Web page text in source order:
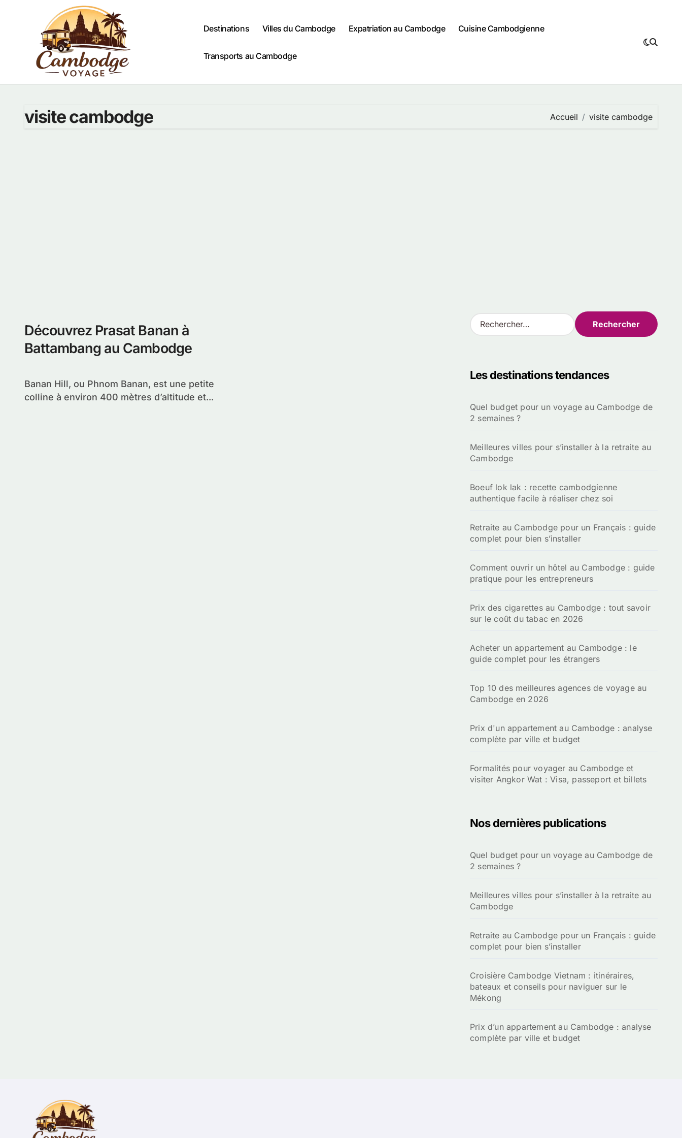
Destinations Villes du Cambodge Expatriation au Cambodge Cuisine Cambodgienne
Transports au Cambodge
visite cambodge Accueil visite cambodge
Découvrez Prasat Banan à
Battambang au Cambodge
Banan Hill, ou Phnom Banan, est une petite
colline à environ 400 mètres d’altitude et...
R
e
r
e
r
Les destinations tendances
Quel budget pour un voyage au Cambodge de
2 semaines ?
Meilleures villes pour s’installer à la retraite au
Cambodge
Boeuf lok lak : recette cambodgienne
authentique facile à réaliser chez soi
Retraite au Cambodge pour un Français : guide
complet pour bien s’installer
Comment ouvrir un hôtel au Cambodge : guide
pratique pour les entrepreneurs
Prix des cigarettes au Cambodge : tout savoir
sur le coût du tabac en 2026
Acheter un appartement au Cambodge : le
guide complet pour les étrangers
Top 10 des meilleures agences de voyage au
Cambodge en 2026
Prix d'un appartement au Cambodge : analyse
complète par ville et budget
Formalités pour voyager au Cambodge et
visiter Angkor Wat : Visa, passeport et billets
Nos dernières publications
Quel budget pour un voyage au Cambodge de
2 semaines ?
Meilleures villes pour s’installer à la retraite au
Cambodge
Retraite au Cambodge pour un Français : guide
complet pour bien s’installer
Croisière Cambodge Vietnam : itinéraires,
bateaux et conseils pour naviguer sur le
Mékong
Prix d’un appartement au Cambodge : analyse
complète par ville et budget